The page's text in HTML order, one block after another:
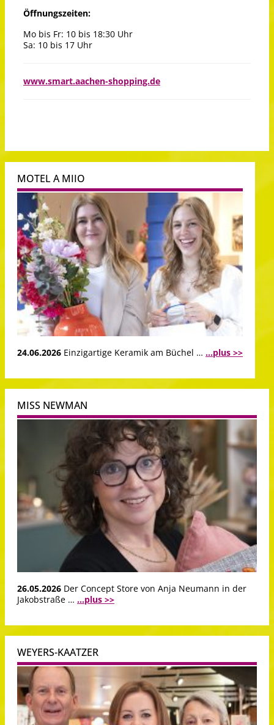
Öffnungszeiten:
Mo bis Fr: 10 bis 18:30 Uhr
Sa: 10 bis 17 Uhr
www.smart.aachen-shopping.de
MOTEL A MIIO
24.06.2026 Einzigartige Keramik am Büchel … ...plus >>
MISS NEWMAN
26.05.2026 Der Concept Store von Anja Neumann in der
Jakobstraße … ...plus >>
WEYERS-KAATZER